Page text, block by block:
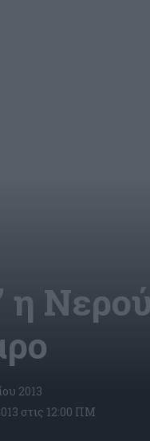
στις 12:00 ΠΜ
2013